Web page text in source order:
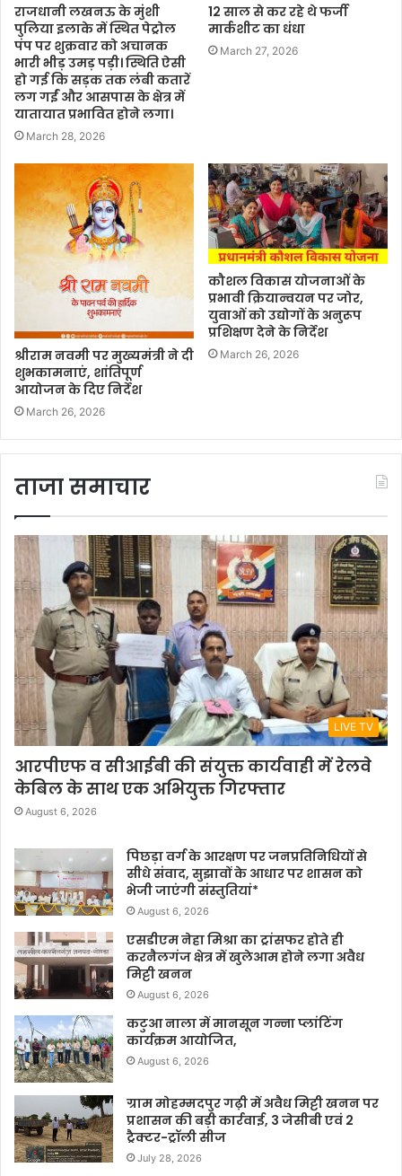
राजधानी लखनऊ के मुंशी
पुलिया इलाके में स्थित पेट्रोल
पंप पर शुक्रवार को अचानक
भारी भीड़ उमड़ पड़ी। स्थिति ऐसी
हो गई कि सड़क तक लंबी कतारें
लग गईं और आसपास के क्षेत्र में
यातायात प्रभावित होने लगा।
March 28, 2026
12 साल से कर रहे थे फर्जी
मार्कशीट का धंधा
March 27, 2026
श्रीराम नवमी पर मुख्यमंत्री ने दी
शुभकामनाएं, शांतिपूर्ण
आयोजन के दिए निर्देश
March 26, 2026
कौशल विकास योजनाओं के
प्रभावी क्रियान्वयन पर जोर,
युवाओं को उद्योगों के अनुरूप
प्रशिक्षण देने के निर्देश
March 26, 2026
ताजा समाचार
LIVE TV
आरपीएफ व सीआईबी की संयुक्त कार्यवाही में रेलवे
केबिल के साथ एक अभियुक्त गिरफ्तार
August 6, 2026
पिछड़ा वर्ग के आरक्षण पर जनप्रतिनिधियों से
सीधे संवाद, सुझावों के आधार पर शासन को
भेजी जाएंगी संस्तुतियां*
August 6, 2026
एसडीएम नेहा मिश्रा का ट्रांसफर होते ही
करनैलगंज क्षेत्र में खुलेआम होने लगा अवैध
मिट्टी खनन
August 6, 2026
कटुआ नाला में मानसून गन्ना प्लांटिंग
कार्यक्रम आयोजित,
August 6, 2026
ग्राम मोहम्मदपुर गढ़ी में अवैध मिट्टी खनन पर
प्रशासन की बड़ी कार्रवाई, 3 जेसीबी एवं 2
ट्रैक्टर-ट्रॉली सीज
July 28, 2026